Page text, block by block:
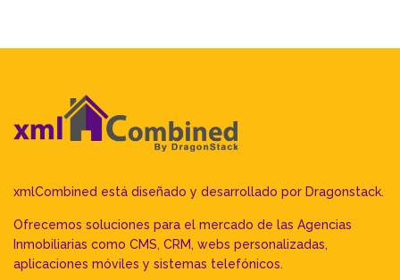
xmlCombined está diseñado y desarrollado por Dragonstack.
Ofrecemos soluciones para el mercado de las Agencias
Inmobiliarias como CMS, CRM, webs personalizadas,
aplicaciones móviles y sistemas telefónicos.